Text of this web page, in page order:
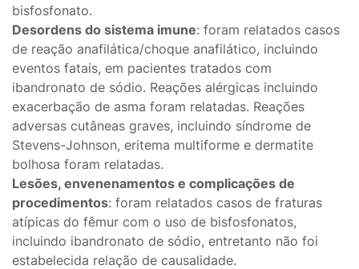
bisfosfonato.
Desordens do sistema imune: foram relatados casos
de reação anafilática/choque anafilático, incluindo
eventos fatais, em pacientes tratados com
ibandronato de sódio. Reações alérgicas incluindo
exacerbação de asma foram relatadas. Reações
adversas cutâneas graves, incluindo síndrome de
Stevens-Johnson, eritema multiforme e dermatite
bolhosa foram relatadas.
Lesões, envenenamentos e complicações de
procedimentos: foram relatados casos de fraturas
atípicas do fêmur com o uso de bisfosfonatos,
incluindo ibandronato de sódio, entretanto não foi
estabelecida relação de causalidade.